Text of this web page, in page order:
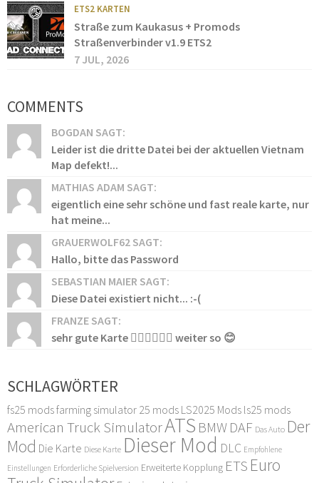
ETS2 KARTEN
Straße zum Kaukasus + Promods
Straßenverbinder v1.9 ETS2
7 JUL, 2026
COMMENTS
BOGDAN SAGT:
Leider ist die dritte Datei bei der aktuellen Vietnam
Map defekt!...
MATHIAS ADAM SAGT:
eigentlich eine sehr schöne und fast reale karte, nur
hat meine...
GRAUERWOLF62 SAGT:
Hallo, bitte das Password
SEBASTIAN MAIER SAGT:
Diese Datei existiert nicht... :-(
FRANZE SAGT:
sehr gute Karte 👍🏻👍🏻👍🏻 weiter so 😊
SCHLAGWÖRTER
fs25 modsfarming simulator 25 mods LS2025 Mods ls25 mods
American Truck SimulatorATS BMW DAF Das Auto Der
Mod Die Karte Diese Karte Dieser Mod DLC Empfohlene
Einstellungen Erforderliche Spielversion Erweiterte Kopplung ETS Euro